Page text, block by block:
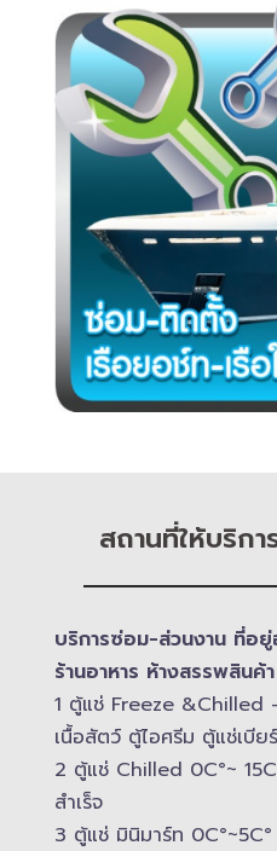
สถานที่ให้บริก
บริการซ่อม-​ส่วนงาน ที่อ
ร้านอาหาร ห้างสรรพสินค้า
1 ตู้แช่ Freeze &​Chilled
เนื้อสัตว์ ตู้ไอศรีม ตู้แช่เบีย
2 ตู้แช่ Chilled​ 0C°~
สำเร็จ
3 ตู้แช่​ มินิมาร์ท